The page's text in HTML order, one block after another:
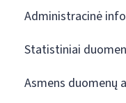
Administracinė
Statistiniai
Asmens duomenų